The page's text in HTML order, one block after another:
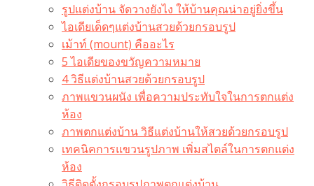
รูปแต่งบ้าน จัดวางยังไง ให้บ้านคุณน่าอยู่ยิ่งขึ้น
ไอเดียเด็ดๆแต่งบ้านสวยด้วยกรอบรูป
เม้าท์ (mount) คืออะไร​
5 ไอเดียของขวัญความหมาย
4 วิธีแต่งบ้านสวยด้วยกรอบรูป
ภาพแขวนผนัง เพื่อความประทับใจในการตกแต่ง
ห้อง
ภาพตกแต่งบ้าน วิธีแต่งบ้านให้สวยด้วยกรอบรูป
เทคนิคการแขวนรูปภาพ เพิ่มสไตล์ในการตกแต่ง
ห้อง